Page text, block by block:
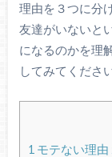
理由を３つに分
友達がいないと
になるのかを理
してみてください
1 モテない理